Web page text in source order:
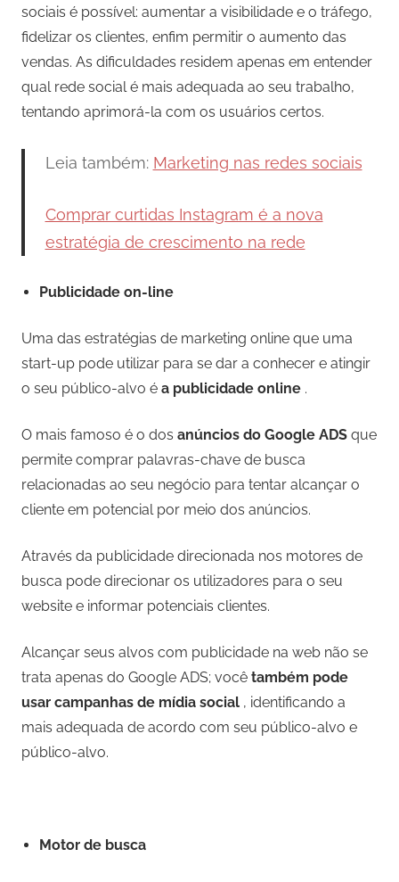
sociais é possível: aumentar a visibilidade e o tráfego,
fidelizar os clientes, enfim permitir o aumento das
vendas. As dificuldades residem apenas em entender
qual rede social é mais adequada ao seu trabalho,
tentando aprimorá-la com os usuários certos.
Leia também: Marketing nas redes sociais
Comprar curtidas Instagram é a nova
estratégia de crescimento na rede
Publicidade on-line
Uma das estratégias de marketing online que uma
start-up pode utilizar para se dar a conhecer e atingir
o seu público-alvo é a publicidade online .
O mais famoso é o dos anúncios do Google ADS que
permite comprar palavras-chave de busca
relacionadas ao seu negócio para tentar alcançar o
cliente em potencial por meio dos anúncios.
Através da publicidade direcionada nos motores de
busca pode direcionar os utilizadores para o seu
website e informar potenciais clientes.
Alcançar seus alvos com publicidade na web não se
trata apenas do Google ADS; você também pode
usar campanhas de mídia social , identificando a
mais adequada de acordo com seu público-alvo e
público-alvo.
Motor de busca